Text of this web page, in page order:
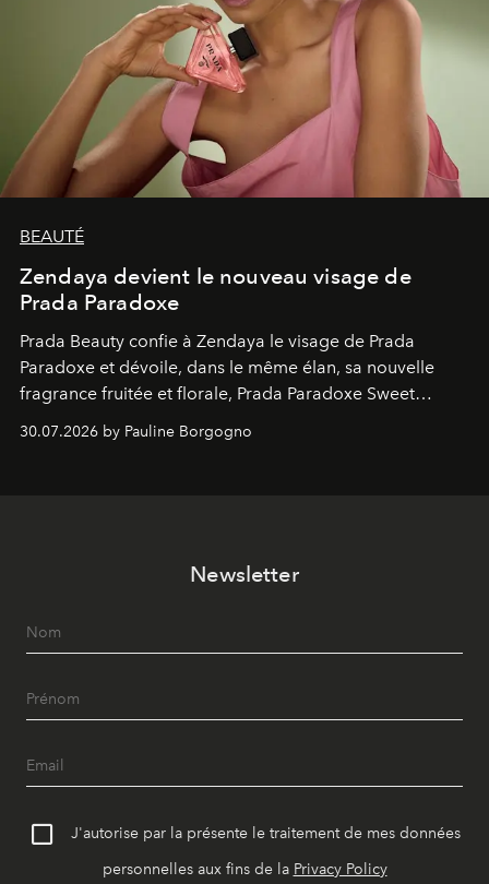
BEAUTÉ
Zendaya devient le nouveau visage de
Prada Paradoxe
Prada Beauty confie à Zendaya le visage de Prada
Paradoxe et dévoile, dans le même élan, sa nouvelle
fragrance fruitée et florale, Prada Paradoxe Sweet
Chemistry Eau de Parfum.
30.07.2026 by Pauline Borgogno
Newsletter
J'autorise par la présente le traitement de mes données
personnelles aux fins de la Privacy Policy